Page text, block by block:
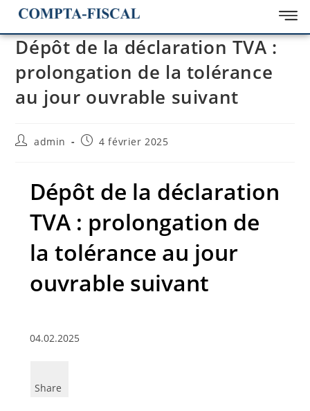
Dépôt de la déclaration TVA :
prolongation de la tolérance
au jour ouvrable suivant
admin 4 février 2025
Dépôt de la déclaration
TVA : prolongation de
la tolérance au jour
ouvrable suivant
04.02.2025
Share